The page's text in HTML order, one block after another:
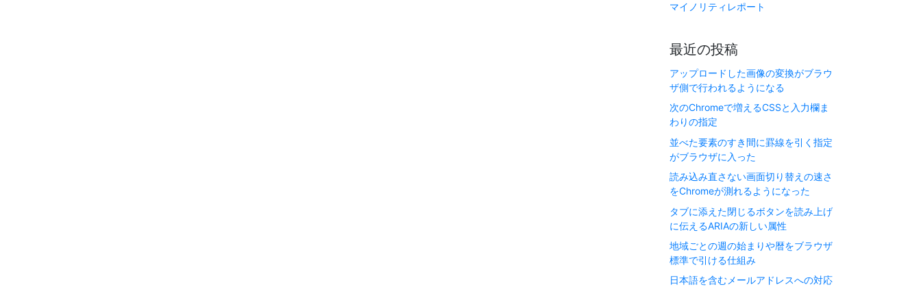
マイノリティレポート
最近の投稿
アップロードした画像の変換がブラウ
ザ側で行われるようになる
次のChromeで増えるCSSと入力欄ま
わりの指定
並べた要素のすき間に罫線を引く指定
がブラウザに入った
読み込み直さない画面切り替えの速さ
をChromeが測れるようになった
タブに添えた閉じるボタンを読み上げ
に伝えるARIAの新しい属性
地域ごとの週の始まりや暦をブラウザ
標準で引ける仕組み
日本語を含むメールアドレスへの対応